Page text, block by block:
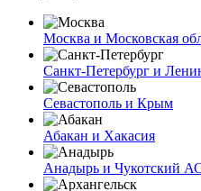
Москва и Московская
Санкт-Петербург и
Севастополь и Крым
Абакан и Хакасия
Анадырь и Чукотский